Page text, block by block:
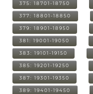
375: 18701-18750
377: 18801-18850
379: 18901-18950
381: 19001-19050
383: 19101-19150
385: 19201-19250
387: 19301-19350
389: 19401-19450